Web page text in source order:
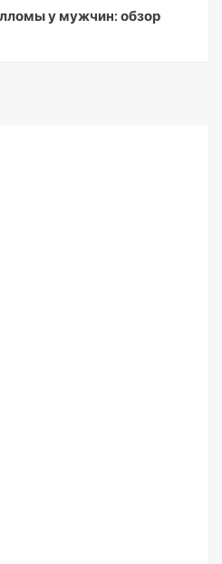
у мужчин: обзор